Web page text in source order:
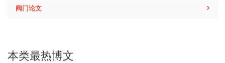
阀门论文
本类最热博文